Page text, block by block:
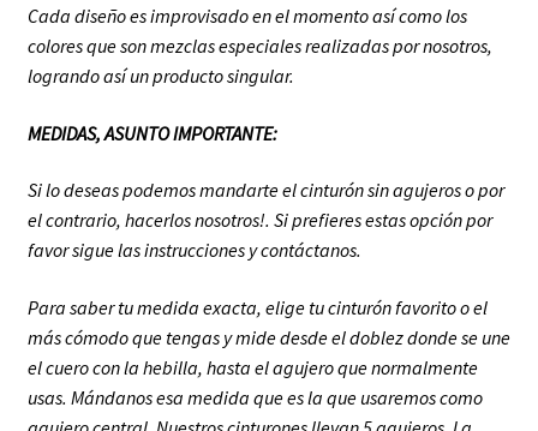
Cada diseño es improvisado en el momento así como los
colores que son mezclas especiales realizadas por nosotros,
logrando así un producto singular.
MEDIDAS, ASUNTO IMPORTANTE:
Si lo deseas podemos mandarte el cinturón sin agujeros o por
el contrario, hacerlos nosotros!. Si prefieres estas opción por
favor sigue las instrucciones y contáctanos.
Para saber tu medida exacta, elige tu cinturón favorito o el
más cómodo que tengas y mide desde el doblez donde se une
el cuero con la hebilla, hasta el agujero que normalmente
usas. Mándanos esa medida que es la que usaremos como